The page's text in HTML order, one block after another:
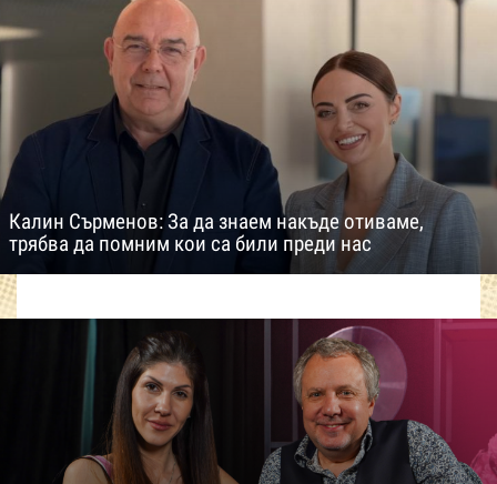
Калин Сърменов: За да знаем накъде отиваме,
трябва да помним кои са били преди нас